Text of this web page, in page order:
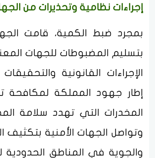
إجراءات نظامية وتحذيرات من
بمجرد ضبط الكمية، قامت
بتسليم المضبوطات للجهات
الإجراءات القانونية
إطار جهود المملكة لمكافحة
المخدرات التي تهدد سلامة
وتواصل الجهات الأمنية بتكثيف
والجوية في المناطق الحدودية